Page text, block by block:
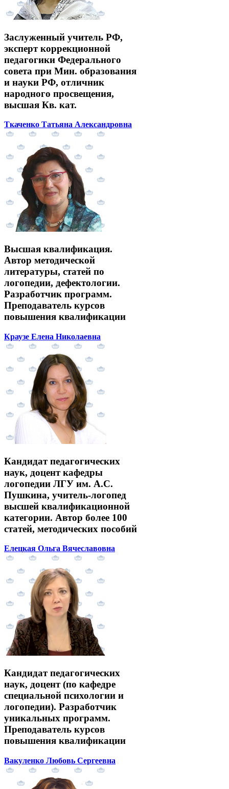
Заслуженный учитель РФ,
эксперт коррекционной
педагогики Федерального
совета при Мин. образования
и науки РФ, отличник
народного просвещения,
высшая Кв. кат.
Ткаченко Татьяна Александровна
Высшая квалификация.
Автор методической
литературы, статей по
логопедии, дефектологии.
Разработчик программ.
Преподаватель курсов
повышения квалификации
Краузе Елена Николаевна
Кандидат педагогических
наук, доцент кафедры
логопедии ЛГУ им. А.С.
Пушкина, учитель-логопед
высшей квалификационной
категории. Автор более 100
статей, методических пособий
Елецкая Ольга Вячеславовна
Кандидат педагогических
наук, доцент (по кафедре
специальной психологии и
логопедии). Разработчик
уникальных программ.
Преподаватель курсов
повышения квалификации
Вакуленко Любовь Сергеевна